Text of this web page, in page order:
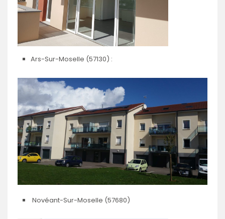
Ars-Sur-Moselle (57130) :
Novéant-Sur-Moselle (57680)